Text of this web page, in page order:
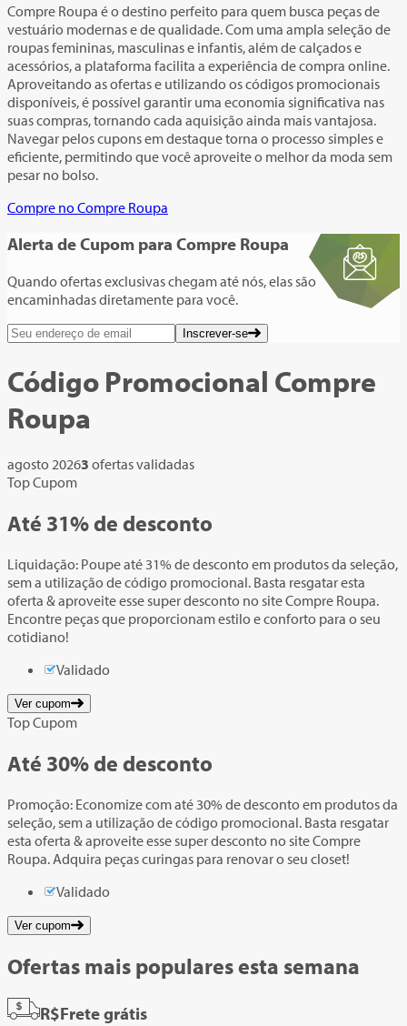
Compre Roupa é o destino perfeito para quem busca peças de
vestuário modernas e de qualidade. Com uma ampla seleção de
roupas femininas, masculinas e infantis, além de calçados e
acessórios, a plataforma facilita a experiência de compra online.
Aproveitando as ofertas e utilizando os códigos promocionais
disponíveis, é possível garantir uma economia significativa nas
suas compras, tornando cada aquisição ainda mais vantajosa.
Navegar pelos cupons em destaque torna o processo simples e
eficiente, permitindo que você aproveite o melhor da moda sem
pesar no bolso.
Compre no Compre Roupa
Alerta de Cupom para Compre Roupa
Quando ofertas exclusivas chegam até nós, elas são
encaminhadas diretamente para você.
Inscrever-se
Código Promocional Compre
Roupa
agosto 20263 ofertas validadas
Top Cupom
Até 31%de desconto
Liquidação: Poupe até 31% de desconto em produtos da seleção,
sem a utilização de código promocional. Basta resgatar esta
oferta & aproveite esse super desconto no site Compre Roupa.
Encontre peças que proporcionam estilo e conforto para o seu
cotidiano!
Validado
Ver cupom
Top Cupom
Até 30%de desconto
Promoção: Economize com até 30% de desconto em produtos da
seleção, sem a utilização de código promocional. Basta resgatar
esta oferta & aproveite esse super desconto no site Compre
Roupa. Adquira peças curingas para renovar o seu closet!
Validado
Ver cupom
Ofertas mais populares esta semana
R$Frete grátis